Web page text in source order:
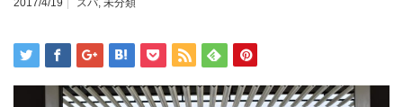
2017/4/19 スパ, 未分類